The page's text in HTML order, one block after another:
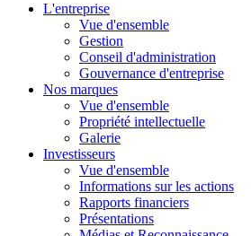
L'entreprise
Vue d'ensemble
Gestion
Conseil d'administration
Gouvernance d'entreprise
Nos marques
Vue d'ensemble
Propriété intellectuelle
Galerie
Investisseurs
Vue d'ensemble
Informations sur les actions
Rapports financiers
Présentations